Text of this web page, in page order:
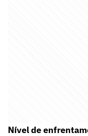
Nível de